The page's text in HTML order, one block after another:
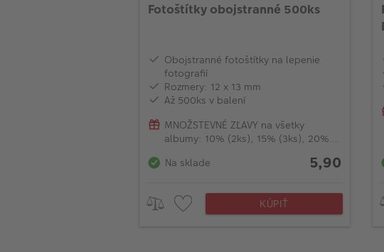
Fotoštítky obojstranné 500ks
Obojstranné fotoštítky na lepenie
fotografií
Rozmery: 12 x 13 mm
Až 500ks v balení
MNOŽSTEVNÉ ZĽAVY na všetky
albumy: 10% (2ks), 15% (3ks), 20%
Na sklade 5,90
KÚPIŤ